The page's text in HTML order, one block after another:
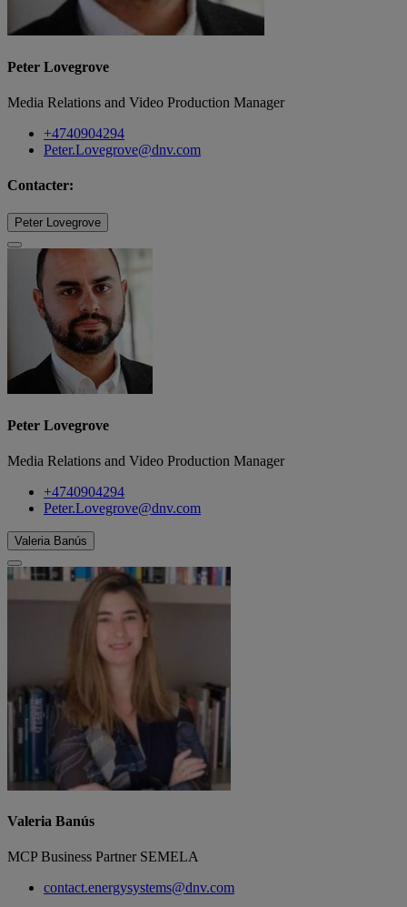
Peter Lovegrove
Media Relations and Video Production Manager
+4740904294
Peter.Lovegrove@dnv.com
Contacter:
Peter Lovegrove
Peter Lovegrove
Media Relations and Video Production Manager
+4740904294
Peter.Lovegrove@dnv.com
Valeria Banús
Valeria Banús
MCP Business Partner SEMELA
contact.energysystems@dnv.com